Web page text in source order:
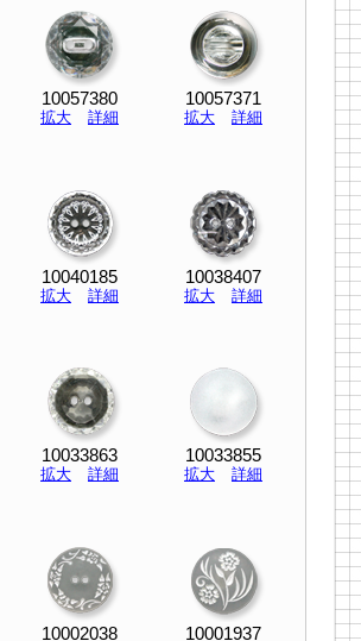
10057380
拡大 詳細
10057371
拡大 詳細
10040185
拡大 詳細
10038407
拡大 詳細
10033863
拡大 詳細
10033855
拡大 詳細
10002038 10001937